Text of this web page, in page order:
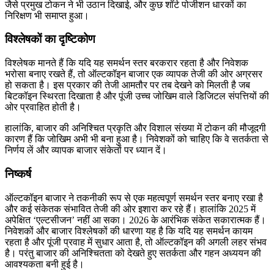
जैसे प्रमुख टोकन ने भी उठान दिखाई, और कुछ शॉर्ट पोजीशन धारकों का
निरिक्षण भी समाप्त हुआ।
विश्लेषकों का दृष्टिकोण
विश्लेषक मानते हैं कि यदि यह समर्थन स्तर बरकरार रहता है और निवेशक
भरोसा बनाए रखते हैं, तो ऑल्टकॉइन बाजार एक व्यापक तेजी की ओर अग्रसर
हो सकता है। इस प्रकार की तेजी आमतौर पर तब देखने को मिलती है जब
बिटकॉइन स्थिरता दिखाता है और पूंजी उच्च जोखिम वाले डिजिटल संपत्तियों की
ओर प्रवाहित होती है।
हालांकि, बाजार की अनिश्चित प्रकृति और विशाल संख्या में टोकन की मौजूदगी
कारण हैं कि जोखिम अभी भी बना हुआ है। निवेशकों को चाहिए कि वे सतर्कता से
निर्णय लें और व्यापक बाजार संकेतों पर ध्यान दें।
निष्कर्ष
ऑल्टकॉइन बाजार ने तकनीकी रूप से एक महत्वपूर्ण समर्थन स्तर बनाए रखा है
और कई संकेतक संभावित तेजी की ओर इशारा कर रहे हैं। हालांकि 2025 में
अपेक्षित ‘एल्टसीजन’ नहीं आ सका। 2026 के आरंभिक संकेत सकारात्मक हैं।
निवेशकों और बाजार विश्लेषकों की धारणा यह है कि यदि यह समर्थन कायम
रहता है और पूंजी प्रवाह में सुधार आता है, तो ऑल्टकॉइन की अगली लहर संभव
है। परंतु बाजार की अनिश्चितता को देखते हुए सतर्कता और गहन अध्ययन की
आवश्यकता बनी हुई है।